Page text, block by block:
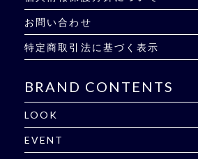
お問い合わせ
特定商取引法に基づく表示
BRAND CONTENTS
LOOK
EVENT